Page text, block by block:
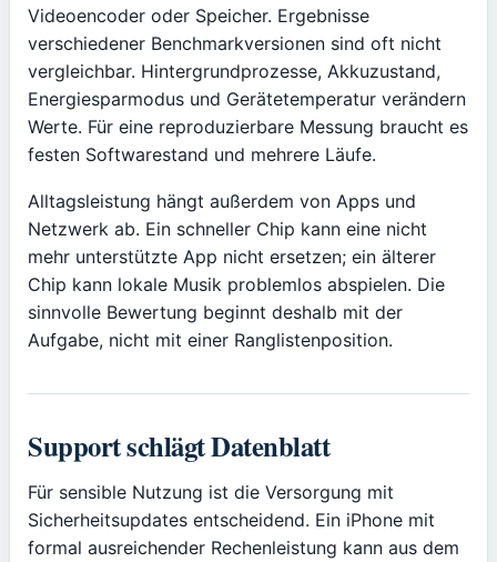
Videoencoder oder Speicher. Ergebnisse
verschiedener Benchmarkversionen sind oft nicht
vergleichbar. Hintergrundprozesse, Akkuzustand,
Energiesparmodus und Gerätetemperatur verändern
Werte. Für eine reproduzierbare Messung braucht es
festen Softwarestand und mehrere Läufe.
Alltagsleistung hängt außerdem von Apps und
Netzwerk ab. Ein schneller Chip kann eine nicht
mehr unterstützte App nicht ersetzen; ein älterer
Chip kann lokale Musik problemlos abspielen. Die
sinnvolle Bewertung beginnt deshalb mit der
Aufgabe, nicht mit einer Ranglistenposition.
Support schlägt Datenblatt
Für sensible Nutzung ist die Versorgung mit
Sicherheitsupdates entscheidend. Ein iPhone mit
formal ausreichender Rechenleistung kann aus dem